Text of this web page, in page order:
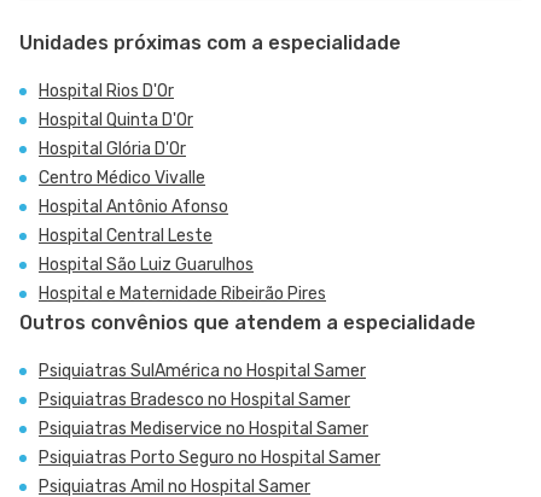
Unidades próximas com a especialidade
Hospital Rios D'Or
Hospital Quinta D'Or
Hospital Glória D'Or
Centro Médico Vivalle
Hospital Antônio Afonso
Hospital Central Leste
Hospital São Luiz Guarulhos
Hospital e Maternidade Ribeirão Pires
Outros convênios que atendem a especialidade
Psiquiatras SulAmérica no Hospital Samer
Psiquiatras Bradesco no Hospital Samer
Psiquiatras Mediservice no Hospital Samer
Psiquiatras Porto Seguro no Hospital Samer
Psiquiatras Amil no Hospital Samer